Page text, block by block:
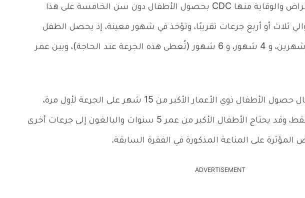
يوصي مركز السيطرة على الأمراض والوقاية منها CDC بحصول الأطفال دون سن الخامسة على هذا
ثلاث أو أربع جرعات تقريبًا، وتؤخذ في شهور معينة، إذ يحصل الطفل
على الجرعة الأولى عند العمر شهرين، و 4 شهور، و 6 شهور (تُعطى هذه الجرعة عند الحاجة)، وبين عمر
ويوضح أحد المصادر أنه في حال حصول الأطفال ذوي الأعمار الأكبر من 15 شهر على الجرعة لأول مرة،
فإنهم يحتاجونها مرة واحدة فقط، وقد يحتاج الأطفال الأكبر من عمر 5 سنوات والبالغون إلى جرعات أخرى
المؤثرة على المناعة المذكورة في الفقرة السابقة.
ADVERTISEMENT